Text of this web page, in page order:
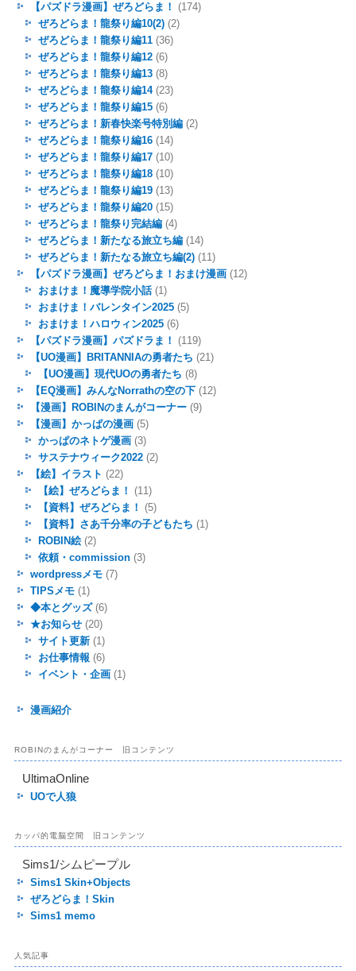
【パズドラ漫画】ぜろどらま！
(174)
ぜろどらま！龍祭り編10(2)(2)
ぜろどらま！龍祭り編11(36)
ぜろどらま！龍祭り編12(6)
ぜろどらま！龍祭り編13(8)
ぜろどらま！龍祭り編14(23)
ぜろどらま！龍祭り編15(6)
ぜろどらま！新春快楽号特別編(2)
ぜろどらま！龍祭り編16(14)
ぜろどらま！龍祭り編17(10)
ぜろどらま！龍祭り編18(10)
ぜろどらま！龍祭り編19(13)
ぜろどらま！龍祭り編20(15)
ぜろどらま！龍祭り完結編(4)
ぜろどらま！新たなる旅立ち編(14)
ぜろどらま！新たなる旅立ち編(2)(11)
【パズドラ漫画】ぜろどらま！おまけ漫画(12)
おまけま！魔導学院小話(1)
おまけま！バレンタイン2025(5)
おまけま！ハロウィン2025(6)
【パズドラ漫画】パズドラま！
(119)
【UO漫画】BRITANNIAの勇者たち (21)
【UO漫画】現代UOの勇者たち (8)
【EQ漫画】みんなNorrathの空の下(12)
【漫画】ROBINのまんがコーナー(9)
【漫画】かっぱの漫画(5)
かっぱのネトゲ漫画(3)
サステナウィーク2022(2)
【絵】イラスト (22)
【絵】ぜろどらま！
(11)
【資料】ぜろどらま！
(5)
【資料】さあ千分率の子どもたち (1)
ROBIN絵(2)
依頼・commission(3)
wordpressメモ(7)
TIPSメモ(1)
◆本とグッズ(6)
★お知らせ(20)
サイト更新(1)
お仕事情報 (6)
イベント・企画(1)
漫画紹介
ROBINのまんがコーナー 旧コンテンツ
UltimaOnline
UOで人狼
カッパ的電脳空間 旧コンテンツ
Sims1/シムピープル
Sims1 Skin+Objects
ぜろどらま！Skin
Sims1 memo
人気記事